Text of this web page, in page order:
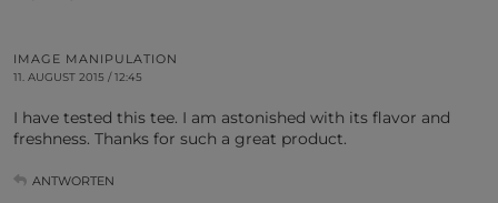
IMAGE MANIPULATION
11. AUGUST 2015 / 12:45
I have tested this tee. I am astonished with its flavor and
freshness. Thanks for such a great product.
ANTWORTEN